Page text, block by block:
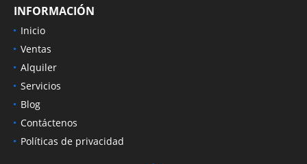
INFORMACIÓN
Inicio
Ventas
Alquiler
Servicios
Blog
Contáctenos
Políticas de privacidad